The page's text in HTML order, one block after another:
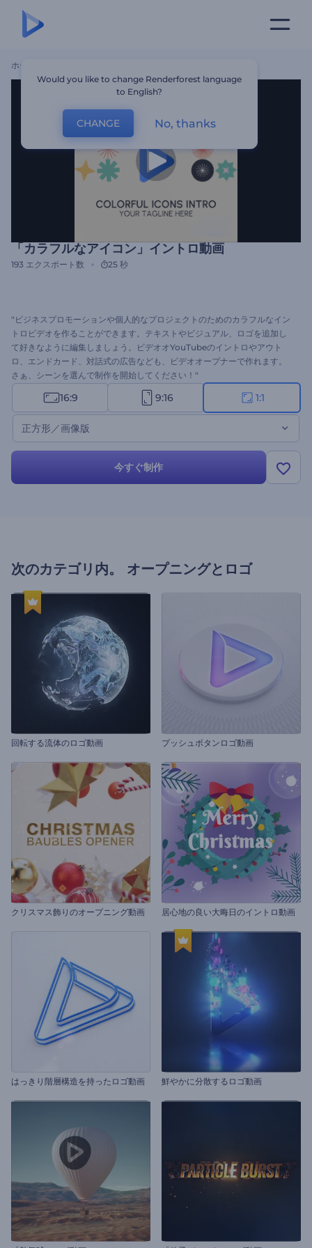
ホーム
「カラフルなアイコン」イントロ動画
193 エクスポート数 25 秒
"ビジネスプロモーションや個人的なプロジェクトのためのカラフルなイン
トロビデオを作ることができます。テキストやビジュアル、ロゴを追加し
て好きなように編集しましょう。ビデオオYouTubeのイントロやアウト
ロ、エンドカード、対話式の広告なども、ビデオオープナーで作れます。
さぁ、シーンを選んで制作を開始してください！"
16:9 9:16 1:1
正方形／画像版
今すぐ制作
次のカテゴリ内。 オープニングとロゴ
回転する流体のロゴ動画 プッシュボタンロゴ動画
クリスマス飾りのオープニング動画 居心地の良い大晦日のイントロ動画
はっきり階層構造を持ったロゴ動画 鮮やかに分散するロゴ動画
Would you like to change Renderforest language
to English?
CHANGE No, thanks